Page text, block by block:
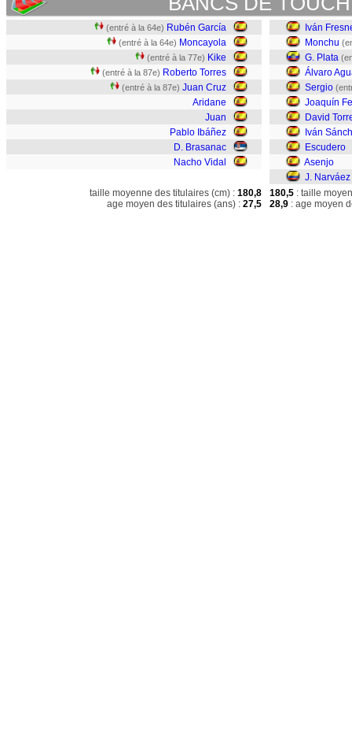
(entré à la 64e) Rubén García
(entré à la 64e) Moncayola
(entré à la 77e) Kike
(entré à la 87e) Roberto Torres
(entré à la 87e) Juan Cruz
Aridane
Juan
Pablo Ibáñez
D. Brasanac
Nacho Vidal
Iván
Monchu
G. Plata
Álvaro
Sergio
Joaquín
David
Iván
Escudero
Asenjo
J. Narváez
taille moyenne des titulaires (cm) : 180,8
age moyen des titulaires (ans) : 27,5
180,5 : taille
28,9 : age moyen